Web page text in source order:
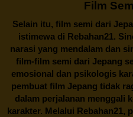
Film
Selain itu, film semi dari
istimewa di Rebahan21.
narasi yang mendalam dan
film-film semi dari Jepang
emosional dan psikologis
pembuat film Jepang tidak
dalam perjalanan menggali
karakter. Melalui Rebahan21,